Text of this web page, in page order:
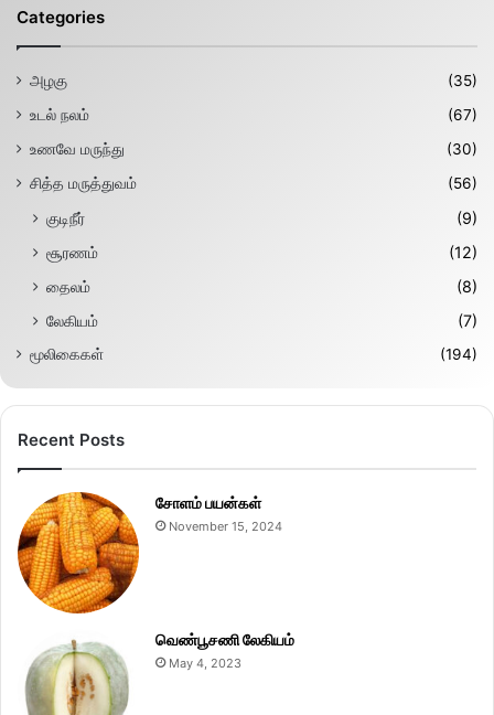
Categories
அழகு
(35)
உடல் நலம்
(67)
உணவே மருந்து
(30)
சித்த மருத்துவம்
(56)
குடிநீர்
(9)
சூரணம்
(12)
தைலம்
(8)
லேகியம்
(7)
மூலிகைகள் (194)
Recent Posts
சோளம் பயன்கள்
November 15, 2024
வெண்பூசணி லேகியம்
May 4, 2023